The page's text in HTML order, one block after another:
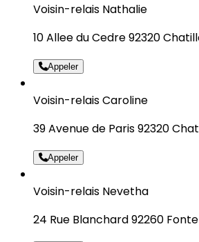
Voisin-relais Nathalie
10 Allee du Cedre 92320
Appeler
Voisin-relais Caroline
39 Avenue de Paris 92320
Appeler
Voisin-relais Nevetha
24 Rue Blanchard 92260